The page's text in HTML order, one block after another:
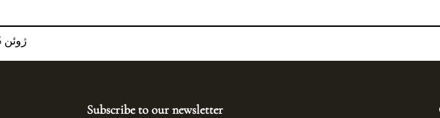
ژوئن 5, 2026
Subscribe to our newsletter